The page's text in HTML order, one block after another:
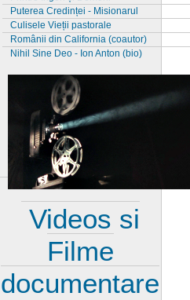
Puterea Credinței - Misionarul
Culisele Vieții pastorale
Românii din California (coautor)
Nihil Sine Deo - Ion Anton (bio)
Videos si
Filme
documentare